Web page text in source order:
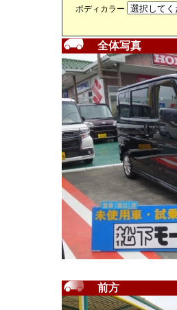
ボディカラー
全体写真
前方